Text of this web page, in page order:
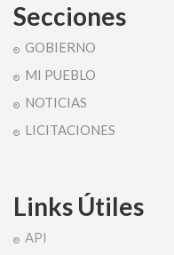
Secciones
GOBIERNO
MI PUEBLO
NOTICIAS
LICITACIONES
Links Útiles
API